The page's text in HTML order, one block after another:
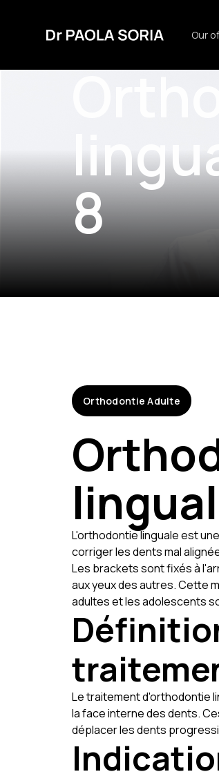
Our
Orthodontie Adulte
8
Orthodontie Adulte
L'orthodontie linguale est
corriger les dents mal
Les brackets sont fixés à
aux yeux des autres. Cette
adultes et les adolescents
Le traitement d'orthodontie
la face interne des dents.
déplacer les dents